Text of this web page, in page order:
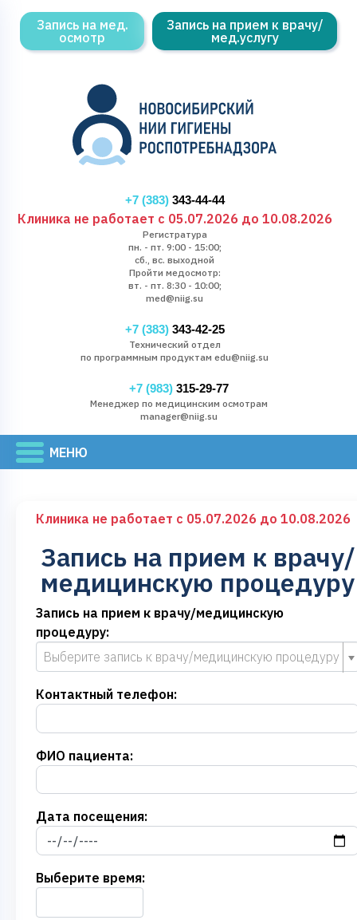
Запись на мед.
осмотр
Запись на прием к врачу/
мед.услугу
+7 (383)343-44-44
Клиника не работает с 05.07.2026 до 10.08.2026
Регистратура
пн. - пт. 9:00 - 15:00;
сб., вс. выходной
Пройти медосмотр:
вт. - пт. 8:30 - 10:00;
med@niig.su
+7 (383)343-42-25
Технический отдел
по программным продуктам edu@niig.su
+7 (983)315-29-77
Менеджер по медицинским осмотрам
manager@niig.su
Клиника не работает с 05.07.2026 до 10.08.2026
Запись на прием к врачу/
медицинскую процедуру
Запись на прием к врачу/медицинскую
процедуру:
Выберите запись к врачу/медицинскую процедуру
Контактный телефон:
ФИО пациента:
Дата посещения:
Выберите время: